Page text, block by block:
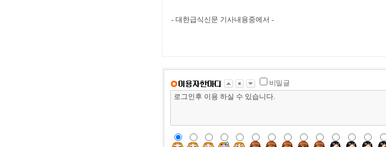
- 대한급식신문 기사내용중에서 -
비밀글